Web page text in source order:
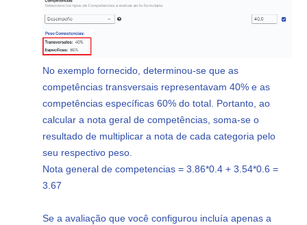
No exemplo fornecido, determinou-se que as
competências transversais representavam 40% e as
competências específicas 60% do total. Portanto, ao
calcular a nota geral de competências, soma-se o
resultado de multiplicar a nota de cada categoria pelo
seu respectivo peso.
Nota general de competencias = 3.86*0.4 + 3.54*0.6 =
3.67
Se a avaliação que você configurou incluía apenas a